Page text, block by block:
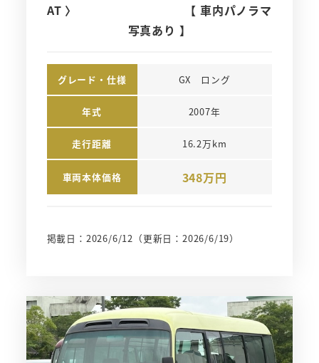
AT 〉 【 車内パノラマ
写真あり 】
グレード・仕様 GX　ロング
年式 2007年
走行距離 16.2万km
車両本体価格 348万円
掲載日：2026/6/12 （更新日：2026/6/19）